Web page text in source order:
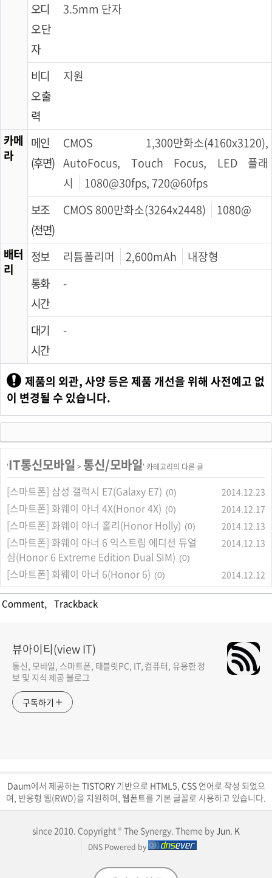
오디
오 단
자
3.5mm 단자
비디
오 출
력
지원
카메
라
메인
(후면)
CMOS 1,300만화소(4160x3120),
AutoFocus, Touch Focus, LED 플래
시
1080@30fps, 720@60fps
보조
(전면)
CMOS 800만화소(3264x2448) 1080@
배터
리
정보 리튬폴리머 2,600mAh
내장형
통화
시간
-
대기
시간
-
제품의 외관, 사양 등은 제품 개선을 위해 사전예고 없
이 변경될 수 있습니다.
'IT통신모바일 > 통신/모바일' 카테고리의 다른 글
[스마트폰] 삼성 갤럭시 E7(Galaxy E7) (0) 2014.12.23
[스마트폰] 화웨이 아너 4X(Honor 4X) (0) 2014.12.17
[스마트폰] 화웨이 아너 홀리(Honor Holly) (0) 2014.12.13
[스마트폰] 화웨이 아너 6 익스트림 에디션 듀얼
심(Honor 6 Extreme Edition Dual SIM) (0)
2014.12.13
[스마트폰] 화웨이 아너 6(Honor 6) (0) 2014.12.12
Comment, Trackback
뷰아이티(view IT)
통신, 모바일, 스마트폰, 태블릿PC, IT, 컴퓨터, 유용한 정
보 및 지식 제공 블로그
구독하기
Daum에서 제공하는 TISTORY기반으로 HTML5, CSS언어로 작성 되었으
며, 반응형 웹(RWD)을 지원하며, 웹폰트를 기본 글꼴로 사용하고 있습니다.
since 2010. Copyright © The Synergy. Theme byJun. K
DNS Powered by